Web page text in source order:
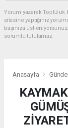
Yorum yazarak Topluluk
sitesine yaptığınız
başınıza
sorumlu tutulamaz.
Anasayfa